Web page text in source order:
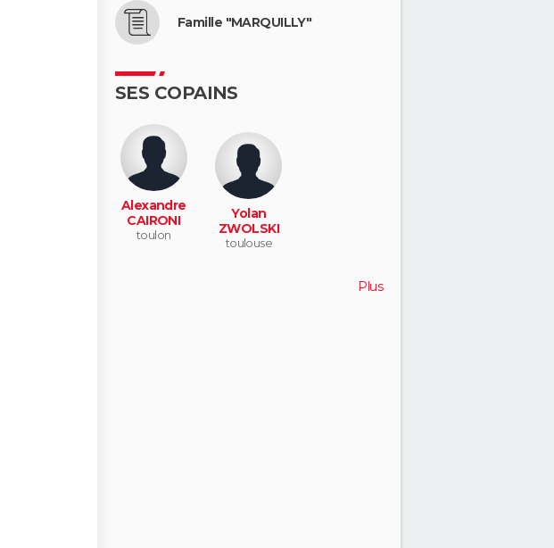
Famille "MARQUILLY"
SES COPAINS
Alexandre
CAIRONI
toulon
Yolan
ZWOLSKI
toulouse
Plus